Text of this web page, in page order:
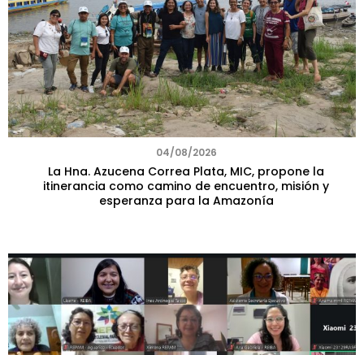
04/08/2026
La Hna. Azucena Correa Plata, MIC, propone la
itinerancia como camino de encuentro, misión y
esperanza para la Amazonía